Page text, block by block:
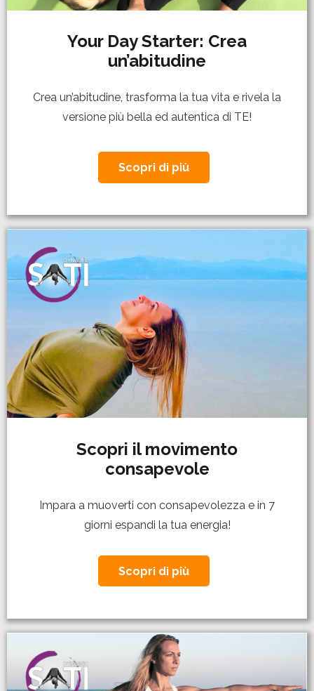
Your Day Starter: Crea
un’abitudine
Crea un’abitudine, trasforma la tua vita e rivela la
versione più bella ed autentica di TE!
Scopri di più
Scopri il movimento
consapevole
Impara a muoverti con consapevolezza e in 7
giorni espandi la tua energia!
Scopri di più